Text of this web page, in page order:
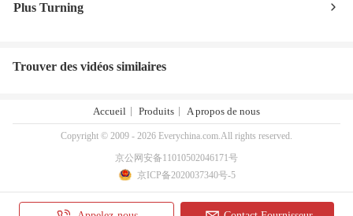
Plus Turning
Trouver des vidéos similaires
Accueil Produits A propos de nous
Copyright © 2009 - 2026 Everychina.com.All rights reserved.
京公网安备11010502046171号
京ICP备2020037340号-5